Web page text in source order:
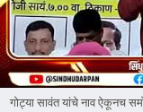
गोट्या सावंत यांचे नाव ऐकूनच